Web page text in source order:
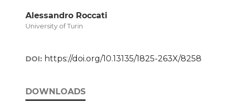
Alessandro Roccati
University of Turin
DOI: https://doi.org/10.13135/1825-263X/8258
DOWNLOADS